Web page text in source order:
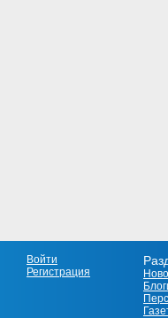
Войти
Регистрация